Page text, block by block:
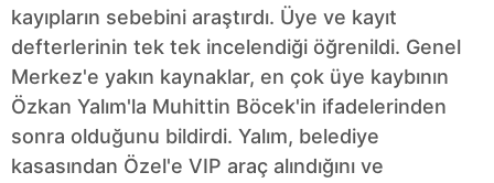
kayıpların sebebini araştırdı. Üye ve kayıt
defterlerinin tek tek incelendiği öğrenildi. Genel
Merkez'e yakın kaynaklar, en çok üye kaybının
Özkan Yalım'la Muhittin Böcek'in ifadelerinden
sonra olduğunu bildirdi. Yalım, belediye
kasasından Özel'e VIP araç alındığını ve